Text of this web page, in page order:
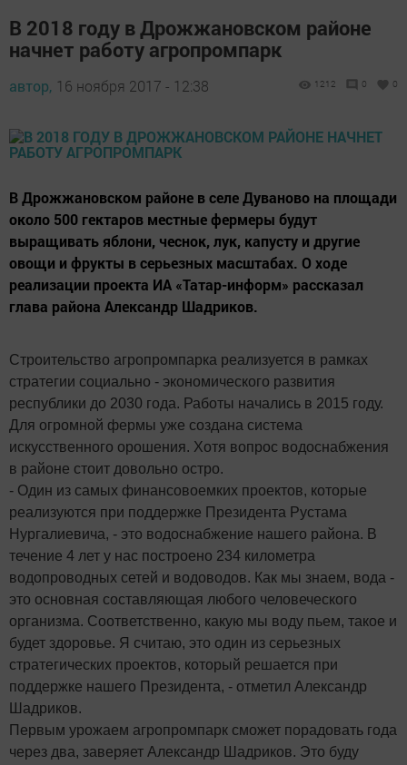
В 2018 году в Дрожжановском районе
начнет работу агропромпарк
автор, 16 ноября 2017 - 12:38 1212 0 0
В Дрожжановском районе в селе Дуваново на площади
около 500 гектаров местные фермеры будут
выращивать яблони, чеснок, лук, капусту и другие
овощи и фрукты в серьезных масштабах. О ходе
реализации проекта ИА «Татар-информ» рассказал
глава района Александр Шадриков.
Строительство агропромпарка реализуется в рамках
стратегии социально - экономического развития
республики до 2030 года. Работы начались в 2015 году.
Для огромной фермы уже создана система
искусственного орошения. Хотя вопрос водоснабжения
в районе стоит довольно остро.
- Один из самых финансовоемких проектов, которые
реализуются при поддержке Президента Рустама
Нургалиевича, - это водоснабжение нашего района. В
течение 4 лет у нас построено 234 километра
водопроводных сетей и водоводов. Как мы знаем, вода -
это основная составляющая любого человеческого
организма. Соответственно, какую мы воду пьем, такое и
будет здоровье. Я считаю, это один из серьезных
стратегических проектов, который решается при
поддержке нашего Президента, - отметил Александр
Шадриков.
Первым урожаем агропромпарк сможет порадовать года
через два, заверяет Александр Шадриков. Это буду